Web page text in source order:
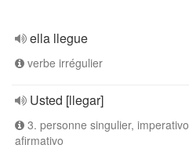
ella llegue
verbe irrégulier
Usted [llegar]
3. personne singulier, imperativo
afirmativo